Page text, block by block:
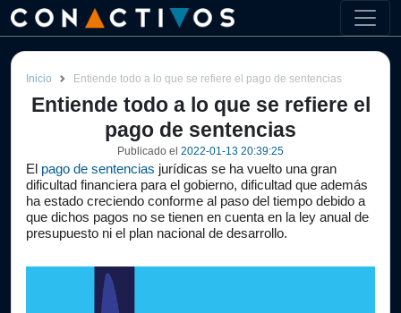
Inicio Entiende todo a lo que se refiere el pago de sentencias
Entiende todo a lo que se refiere el
pago de sentencias
Publicado el 2022-01-13 20:39:25
El pago de sentencias jurídicas se ha vuelto una gran
dificultad financiera para el gobierno, dificultad que además
ha estado creciendo conforme al paso del tiempo debido a
que dichos pagos no se tienen en cuenta en la ley anual de
presupuesto ni el plan nacional de desarrollo.